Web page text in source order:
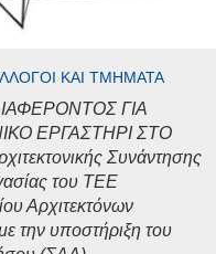
ΚΑΙ ΤΜΉΜΑΤΑ
ΓΙΑ
ΕΡΓΑΣΤΗΡΙ ΣΤΟ
Συνάντησης
του ΤΕΕ
Αρχιτεκτόνων
την υποστήριξη του